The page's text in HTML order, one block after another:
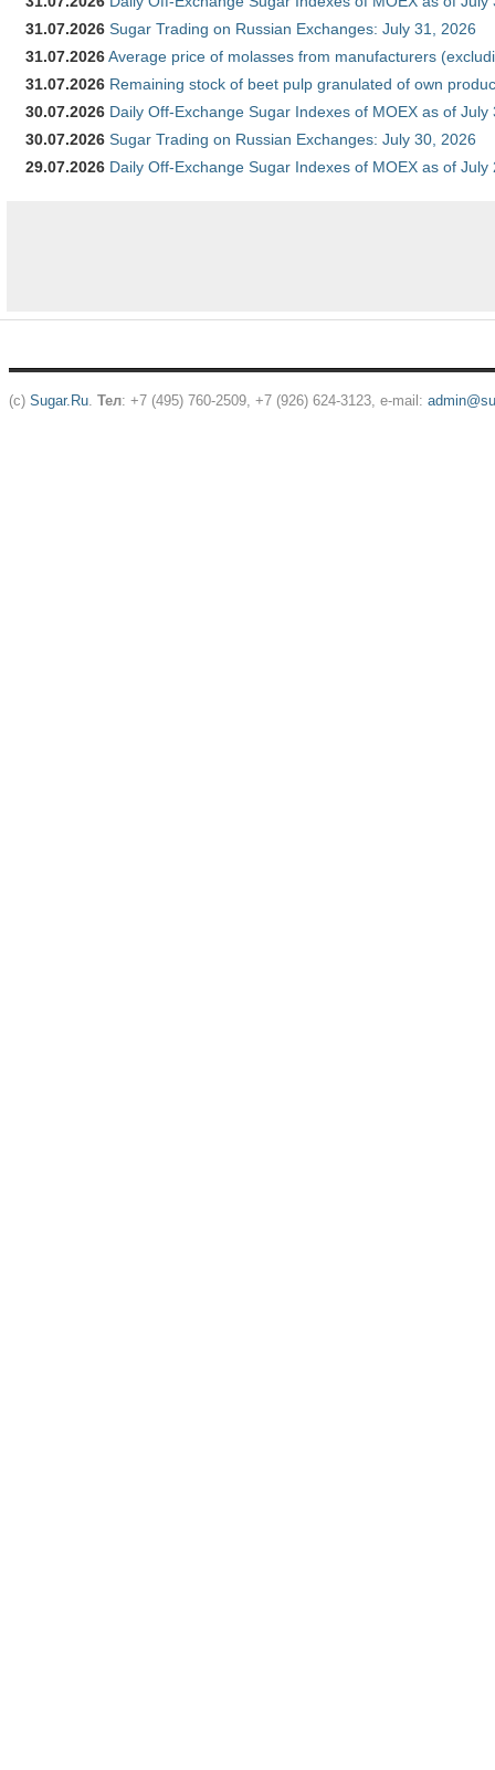
31.07.2026 Sugar Trading on Russian Exchanges: July 31, 2026
31.07.2026Average price of molasses from manufacturers
31.07.2026 Remaining stock of beet pulp granulated of own
30.07.2026 Daily Off-Exchange Sugar Indexes of MOEX as of July
30.07.2026 Sugar Trading on Russian Exchanges: July 30, 2026
29.07.2026 Daily Off-Exchange Sugar Indexes of MOEX as of July
(c) Sugar.Ru. Тел: +7 (495) 760-2509, +7 (926) 624-3123, e-mail: